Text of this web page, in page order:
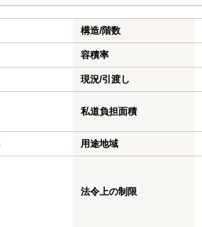
構造/階数
容積率
現況/引渡し
私道負担面積
用途地域
法令上の制限